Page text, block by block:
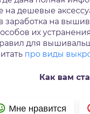
на дешевые
на
их
для
про виды
Как вам
Мне нравится